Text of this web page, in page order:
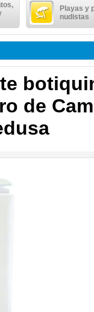
Playas y
nudistas
de